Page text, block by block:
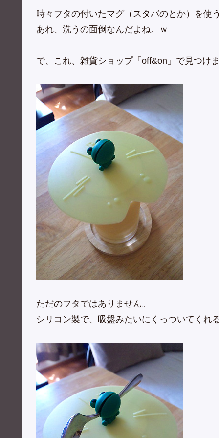
時々フタの付いたマグ（スタバのとか）を使
あれ、洗うの面倒なんだよね。ｗ
で、これ、雑貨ショップ「off&on」で見つけま
ただのフタではありません。
シリコン製で、吸盤みたいにくっついてくれ